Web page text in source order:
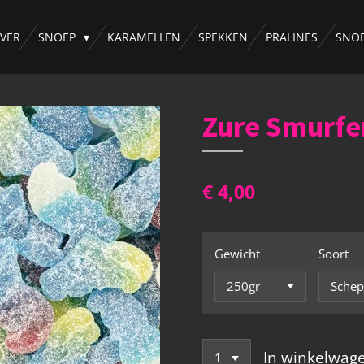
SNOEP KARAMELLEN SPEKKEN PRALINES
Zure
€ 4,00
Gewicht Soort
In